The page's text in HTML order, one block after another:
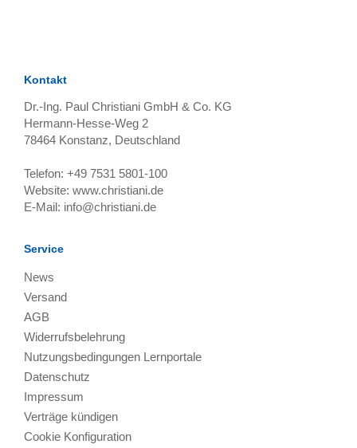
Kontakt
Dr.-Ing. Paul Christiani GmbH & Co. KG
Hermann-Hesse-Weg 2
78464 Konstanz, Deutschland
Telefon: +49 7531 5801-100
Website: www.christiani.de
E-Mail: info@christiani.de
Service
News
Versand
AGB
Widerrufsbelehrung
Nutzungsbedingungen Lernportale
Datenschutz
Impressum
Verträge kündigen
Cookie Konfiguration